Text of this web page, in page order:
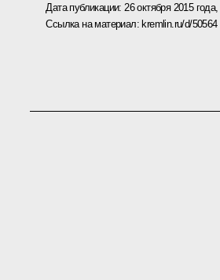
Дата публикации: 26 октября 2015
Ссылка на материал: kremlin.ru/d/50564